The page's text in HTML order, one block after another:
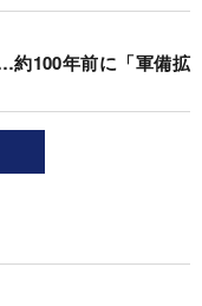
約100年前に「軍備拡